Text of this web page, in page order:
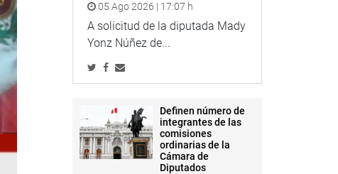
05 Ago 2026 | 17:07 h
A solicitud de la diputada Mady
Yonz Núñez de...
Definen número de
integrantes de las
comisiones
ordinarias de la
Cámara de
Diputados